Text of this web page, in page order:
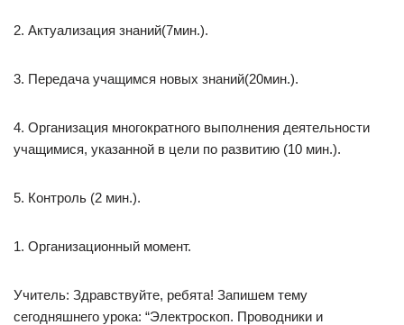
2. Актуализация знаний(7мин.).
3. Передача учащимся новых знаний(20мин.).
4. Организация многократного выполнения деятельности
учащимися, указанной в цели по развитию (10 мин.).
5. Контроль (2 мин.).
1. Организационный момент.
Учитель: Здравствуйте, ребята! Запишем тему
сегодняшнего урока: “Электроскоп. Проводники и